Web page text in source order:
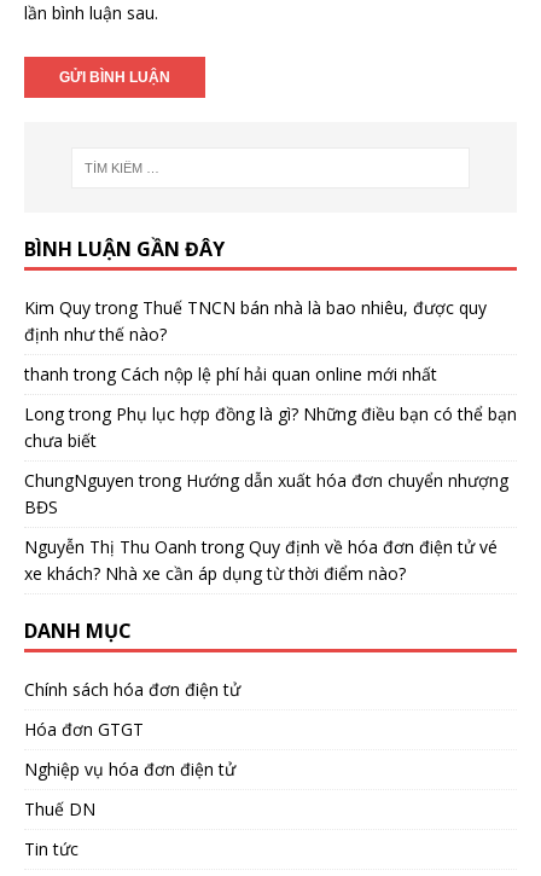
lần bình luận sau.
BÌNH LUẬN GẦN ĐÂY
Kim Quytrong Thuế TNCN bán nhà là bao nhiêu, được quy
định như thế nào?
thanh trongCách nộp lệ phí hải quan online mới nhất
Longtrong Phụ lục hợp đồng là gì? Những điều bạn có thể bạn
chưa biết
ChungNguyen trong Hướng dẫn xuất hóa đơn chuyển nhượng
BĐS
Nguyễn Thị Thu Oanh trongQuy định về hóa đơn điện tử vé
xe khách? Nhà xe cần áp dụng từ thời điểm nào?
DANH MỤC
Chính sách hóa đơn điện tử
Hóa đơn GTGT
Nghiệp vụ hóa đơn điện tử
Thuế DN
Tin tức